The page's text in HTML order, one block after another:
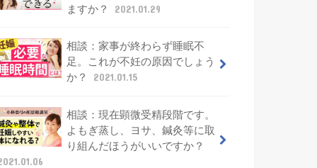
ますか？
2021.01.29
相談：家事が終わらず睡眠不
足。これが不妊の原因でしょう
か？
2021.01.15
相談：現在顕微受精段階です。
よもぎ蒸し、ヨサ、鍼灸等に取
り組んだほうがいいですか？